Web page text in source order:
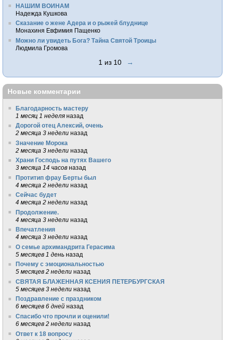
НАШИМ ВОИНАМ
Надежда Кушкова
Сказание о жене Адера и о рыжей блуднице
Монахиня Евфимия Пащенко
Можно ли увидеть Бога? Тайна Святой Троицы
Людмила Громова
1 из 10 →
Новые комментарии
Благодарность мастеру
1 месяц 1 неделя назад
Дорогой отец Алексий, очень
2 месяца 3 недели назад
Значение Морока
2 месяца 3 недели назад
Храни Господь на путях Вашего
3 месяца 14 часов назад
Протитип фрау Берты был
4 месяца 2 недели назад
Сейчас будет
4 месяца 2 недели назад
Продолжение.
4 месяца 3 недели назад
Впечатления
4 месяца 3 недели назад
О семье архимандрита Герасима
5 месяцев 1 день назад
Почему с эмоциональностью
5 месяцев 2 недели назад
СВЯТАЯ БЛАЖЕННАЯ КСЕНИЯ ПЕТЕРБУРГСКАЯ
5 месяцев 3 недели назад
Поздравление с праздником
6 месяцев 6 дней назад
Спасибо что прочли и оценили!
6 месяцев 2 недели назад
Ответ к 18 вопросу